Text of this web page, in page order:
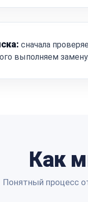
сначала
выполняем замену.
Как
Понятный процесс